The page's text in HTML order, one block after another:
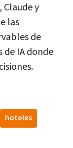
Claude y
las
de
de IA donde
hoteles